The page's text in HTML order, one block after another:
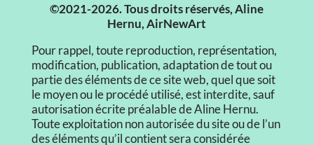
©2021-2026. Tous droits réservés, Aline
Hernu, AirNewArt
Pour rappel, toute reproduction, représentation,
modification, publication, adaptation de tout ou
partie des éléments de ce site web, quel que soit
le moyen ou le procédé utilisé, est interdite, sauf
autorisation écrite préalable de Aline Hernu.
Toute exploitation non autorisée du site ou de l’un
des éléments qu’il contient sera considérée